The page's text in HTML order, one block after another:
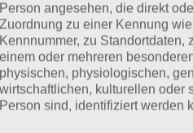
Auf dem Vordersitz findest du
Gehe hinter die beiden
Fahrzeuginneren hinten einen
Person angesehen, die direkt
Zuordnung zu einer Kennung
Kennnummer, zu
einem oder mehreren
physischen, physiologischen,
wirtschaftlichen, kulturellen oder
Person sind, identifiziert werden